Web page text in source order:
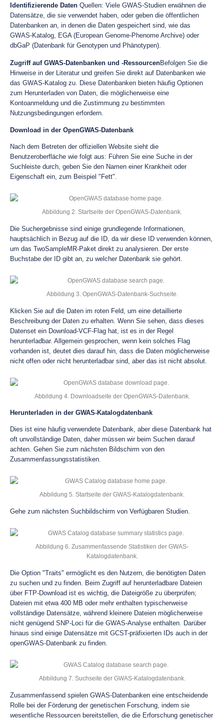
Identifizierende Daten Quellen: Viele GWAS-Studien erwähnen die
Datensätze, die sie verwendet haben, oder geben die öffentlichen
Datenbanken an, in denen die Daten gespeichert sind, wie das
GWAS-Katalog, EGA (European Genome-Phenome Archive) oder
dbGaP (Datenbank für Genotypen und Phänotypen).
Zugriff auf GWAS-Datenbanken und -RessourcenBefolgen Sie die
Hinweise in der Literatur und greifen Sie direkt auf Datenbanken wie
das GWAS-Katalog zu. Diese Datenbanken bieten häufig Optionen
zum Herunterladen von Daten, die möglicherweise eine
Kontoanmeldung und die Zustimmung zu bestimmten
Nutzungsbedingungen erfordern.
Download in der OpenGWAS-Datenbank
Nach dem Betreten der offiziellen Website sieht die
Benutzeroberfläche wie folgt aus: Führen Sie eine Suche in der
Suchleiste durch, geben Sie den Namen einer Krankheit oder
Eigenschaft ein, zum Beispiel "Fett".
Abbildung 2. Startseite der OpenGWAS-Datenbank.
Die Suchergebnisse sind einige grundlegende Informationen,
hauptsächlich in Bezug auf die ID, da wir diese ID verwenden können,
um das TwoSampleMR-Paket direkt zu analysieren. Der erste
Buchstabe der ID gibt an, zu welcher Datenbank sie gehört.
Abbildung 3. OpenGWAS-Datenbank-Suchseite.
Klicken Sie auf die Daten im roten Feld, um eine detaillierte
Beschreibung der Daten zu erhalten. Wenn Sie sehen, dass dieses
Datenset ein Download-VCF-Flag hat, ist es in der Regel
herunterladbar. Allgemein gesprochen, wenn kein solches Flag
vorhanden ist, deutet dies darauf hin, dass die Daten möglicherweise
nicht offen oder nicht herunterladbar sind, aber das ist nicht absolut.
Abbildung 4. Downloadseite der OpenGWAS-Datenbank.
Herunterladen in der GWAS-Katalogdatenbank
Dies ist eine häufig verwendete Datenbank, aber diese Datenbank hat
oft unvollständige Daten, daher müssen wir beim Suchen darauf
achten. Gehen Sie zum nächsten Bildschirm von den
Zusammenfassungsstatistiken.
Abbildung 5. Startseite der GWAS-Katalogdatenbank.
Gehe zum nächsten Suchbildschirm von Verfügbaren Studien.
Abbildung 6. Zusammenfassende Statistiken der GWAS-
Katalogdatenbank.
Die Option "Traits" ermöglicht es den Nutzern, die benötigten Daten
zu suchen und zu finden. Beim Zugriff auf herunterladbare Dateien
über FTP-Download ist es wichtig, die Dateigröße zu überprüfen;
Dateien mit etwa 400 MB oder mehr enthalten typischerweise
vollständige Datensätze, während kleinere Dateien möglicherweise
nicht genügend SNP-Loci für die GWAS-Analyse enthalten. Darüber
hinaus sind einige Datensätze mit GCST-präfixierten IDs auch in der
openGWAS-Datenbank zu finden.
Abbildung 7. Suchseite der GWAS-Katalogdatenbank.
Zusammenfassend spielen GWAS-Datenbanken eine entscheidende
Rolle bei der Förderung der genetischen Forschung, indem sie
wesentliche Ressourcen bereitstellen, die die Erforschung genetischer